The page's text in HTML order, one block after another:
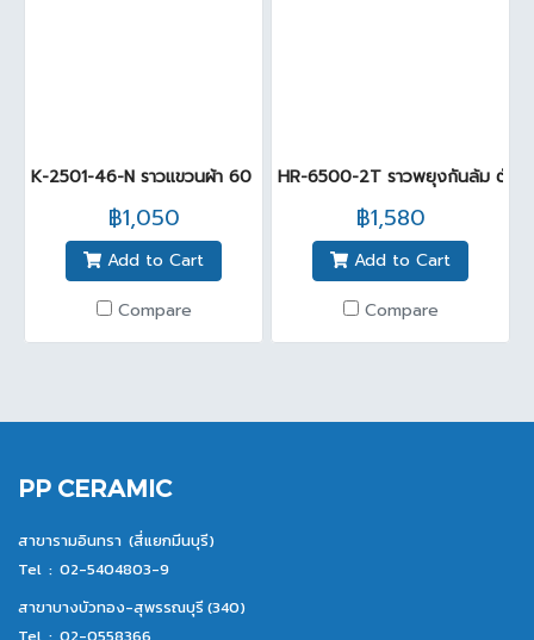
K-2501-46-N ราวแขวนผ้า 60 ซม.โครเมี่ยม
฿1,050
Add to Cart
Compare
HR-6500-2T ราวพยุงกันล้ม ตัว
฿1,580
Add to Cart
Compare
PP CERAMIC
สาขารามอินทรา (สี่แยกมีนบุรี)
Tel : 02-5404803-9
สาขาบางบัวทอง-สุพรรณบุรี (340)